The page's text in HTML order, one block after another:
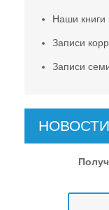
Наши книги
Записи
Записи